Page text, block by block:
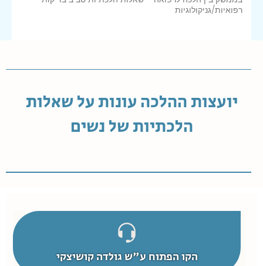
רפואיות/גניקולוגיות
יועצות ההלכה עונות על שאלות
הלכתיות של נשים
הקו הפתוח ע"ש גולדה קושיצקי